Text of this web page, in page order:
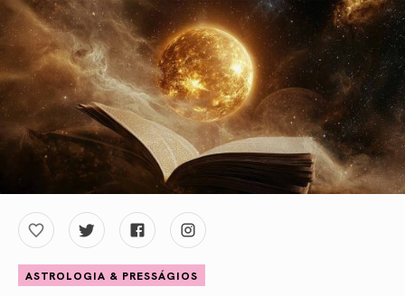
ASTROLOGIA & PRESSÁGIOS